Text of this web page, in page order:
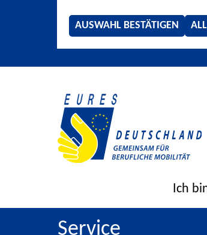
AUSWAHL BESTÄTIGEN
Ich
Service